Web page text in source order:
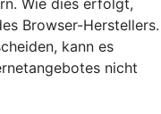
Wie dies erfolgt,
Browser-Herstellers.
kann es
nicht